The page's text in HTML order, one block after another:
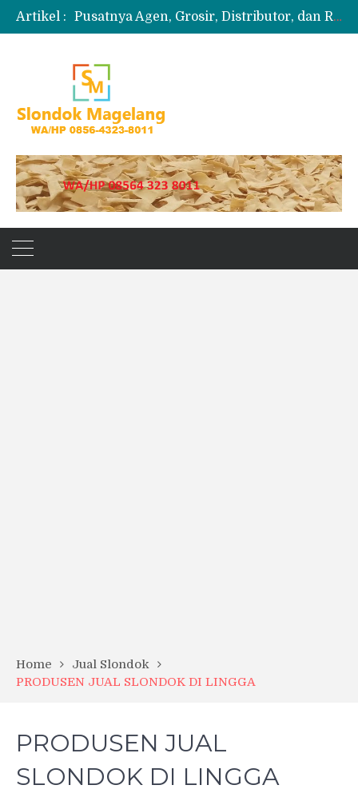
Artikel :
Pusatnya Agen, Grosir, Distributor, dan Reseller Puyur Koin
Produksi Slondok
Jual Puyur Koin Mentah 1 Ball 5 kg
Home
Jual Slondok
PRODUSEN JUAL SLONDOK DI LINGGA
PRODUSEN JUAL
SLONDOK DI LINGGA